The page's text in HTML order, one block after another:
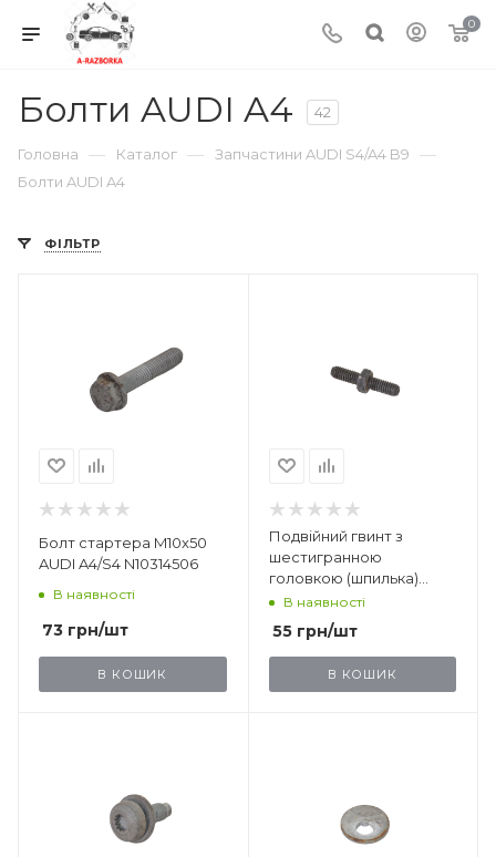
0
Болти AUDI A4 42
Головна — Каталог — Запчастини AUDI S4/A4 B9 —
Болти AUDI A4
ФІЛЬТР
Болт стартера M10x50
AUDI A4/S4 N10314506
В наявності
73 грн/шт
В КОШИК
Подвійний гвинт з
шестигранною
головкою (шпилька)
AUDI S4 N91044801
В наявності
55грн/шт
В КОШИК